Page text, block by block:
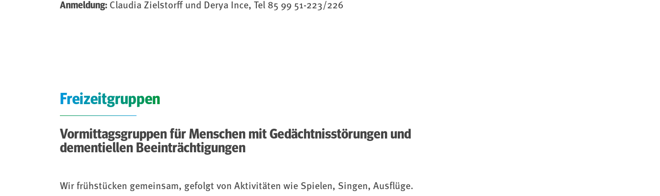
Anmeldung: Claudia Zielstorff und Derya Ince, Tel 85 99 51-223/226
Freizeitgruppen
Vormittagsgruppen für Menschen mit Gedächtnisstörungen und
dementiellen Beeinträchtigungen
Wir frühstücken gemeinsam, gefolgt von Aktivitäten wie Spielen, Singen, Ausflüge.